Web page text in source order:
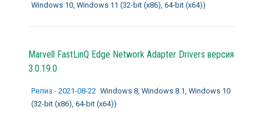
Windows 10, Windows 11 (32-bit (x86), 64-bit (x64))
Marvell FastLinQ Edge Network Adapter Drivers версия
3.0.19.0
Релиз - 2021-08-22 Windows 8, Windows 8.1, Windows 10
(32-bit (x86), 64-bit (x64))